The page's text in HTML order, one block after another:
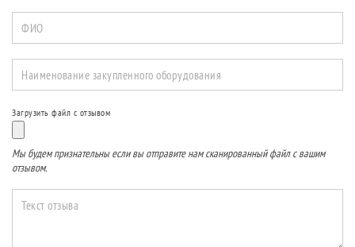
ФИО
Наименование закупленного оборудования
Загрузить файл с отзывом
Мы будем признательны если вы отправите нам сканированный файл с вашим
отзывом.
Текст отзыва